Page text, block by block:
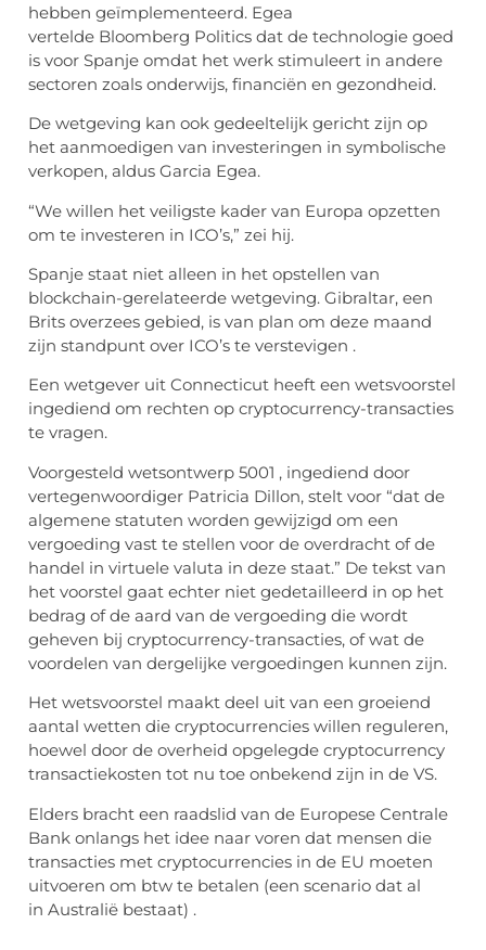
hebben geïmplementeerd. Egea
vertelde Bloomberg Politics dat de technologie goed
is voor Spanje omdat het werk stimuleert in andere
sectoren zoals onderwijs, financiën en gezondheid.
De wetgeving kan ook gedeeltelijk gericht zijn op
het aanmoedigen van investeringen in symbolische
verkopen, aldus Garcia Egea.
“We willen het veiligste kader van Europa opzetten
om te investeren in ICO’s,” zei hij.
Spanje staat niet alleen in het opstellen van
blockchain-gerelateerde wetgeving. Gibraltar, een
Brits overzees gebied, is van plan om deze maand
zijn standpunt over ICO’s te verstevigen .
Een wetgever uit Connecticut heeft een wetsvoorstel
ingediend om rechten op cryptocurrency-transacties
te vragen.
Voorgesteld wetsontwerp 5001 , ingediend door
vertegenwoordiger Patricia Dillon, stelt voor “dat de
algemene statuten worden gewijzigd om een ​​
vergoeding vast te stellen voor de overdracht of de
handel in virtuele valuta in deze staat.” De tekst van
het voorstel gaat echter niet gedetailleerd in op het
bedrag of de aard van de vergoeding die wordt
geheven bij cryptocurrency-transacties, of wat de
voordelen van dergelijke vergoedingen kunnen zijn.
Het wetsvoorstel maakt deel uit van een groeiend
aantal wetten die cryptocurrencies willen reguleren,
hoewel door de overheid opgelegde cryptocurrency
transactiekosten tot nu toe onbekend zijn in de VS.
Elders bracht een raadslid van de Europese Centrale
Bank onlangs het idee naar voren dat mensen die
transacties met cryptocurrencies in de EU moeten
uitvoeren om btw te betalen (een scenario dat al
in Australië bestaat) .